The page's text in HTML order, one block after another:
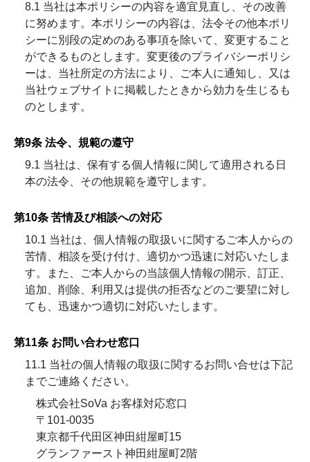
8.1 当社は本ポリシーの内容を適宜見直し、その改善
に努めます。本ポリシーの内容は、法令その他本ポリ
シーに別段の定めのある事項を除いて、変更すること
ができるものとします。変更後のプライバシーポリシ
ーは、当社所定の方法により、ご本人に通知し、又は
当社ウェブサイトに掲載したときから効力を生じるも
のとします。
第9条 法令、規範の遵守
9.1 当社は、保有する個人情報に関して適用される日
本の法令、その他規範を遵守します。
第10条 苦情及び相談への対応
10.1 当社は、個人情報の取扱いに関するご本人からの
苦情、相談を受け付け、適切かつ迅速に対応いたしま
す。また、ご本人からの当該個人情報の開示、訂正、
追加、削除、利用又は提供の拒否などのご要望に対し
ても、迅速かつ適切に対応いたします。
第11条 お問い合わせ窓口
11.1 当社の個人情報の取扱に関するお問い合せは下記
までご連絡ください。
株式会社SoVa お客様対応窓口
〒101-0035
東京都千代田区神田紺屋町15
グランファースト神田紺屋町2階